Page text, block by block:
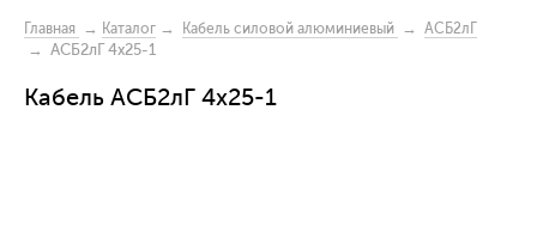
Главная → Каталог → Кабель силовой алюминиевый → АСБ2лГ
→ АСБ2лГ 4x25-1
Кабель АСБ2лГ 4x25-1